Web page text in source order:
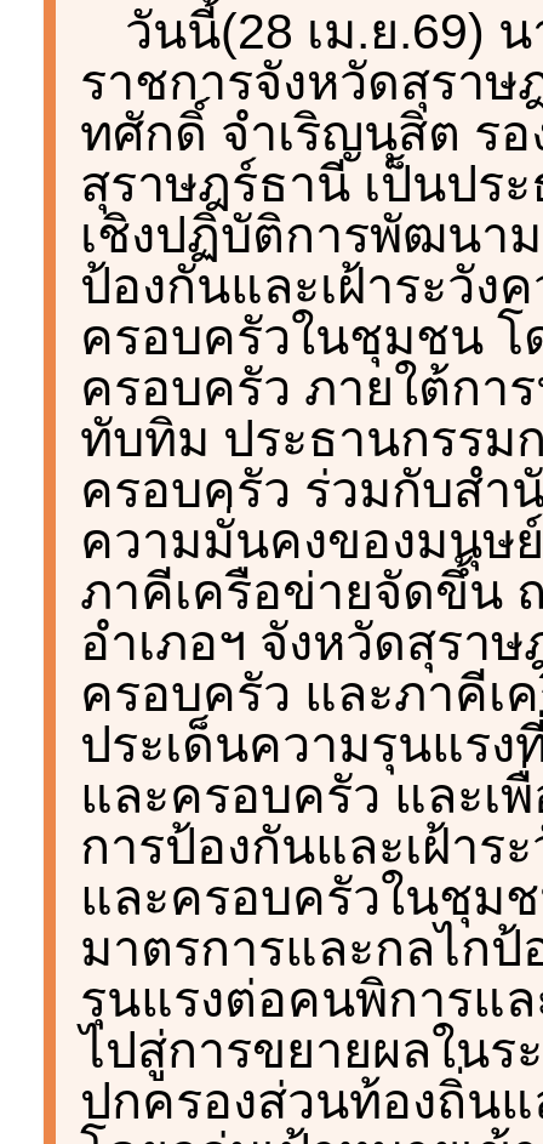
วันนี้(28 เม.ย.69)
ราชการจังหวัดสุรา
ทศักดิ์ จำเริญนุสิต รอ
สุราษฎร์ธานี เป็นปร
เชิงปฏิบัติการพัฒนา
ป้องกันและเฝ้าระวัง
ครอบครัวในชุมชน โ
ครอบครัว ภายใต้กา
ทับทิม ประธานกรรม
ครอบครัว ร่วมกับส
ความมั่นคงของมนุษ
ภาคีเครือข่ายจัดขึ้น
อำเภอฯ จังหวัดสุรา
ครอบครัว และภาคีเ
ประเด็นความรุนแร
และครอบครัว และเ
การป้องกันและเฝ้าร
และครอบครัวในชุม
มาตรการและกลไกป้
รุนแรงต่อคนพิการแ
ไปสู่การขยายผลในร
ปกครองส่วนท้องถิ่น